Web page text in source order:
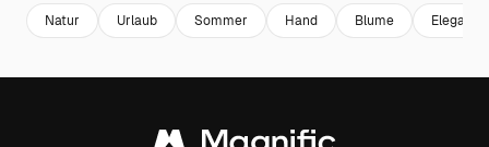
Natur Urlaub Sommer Hand Blume Eleganz